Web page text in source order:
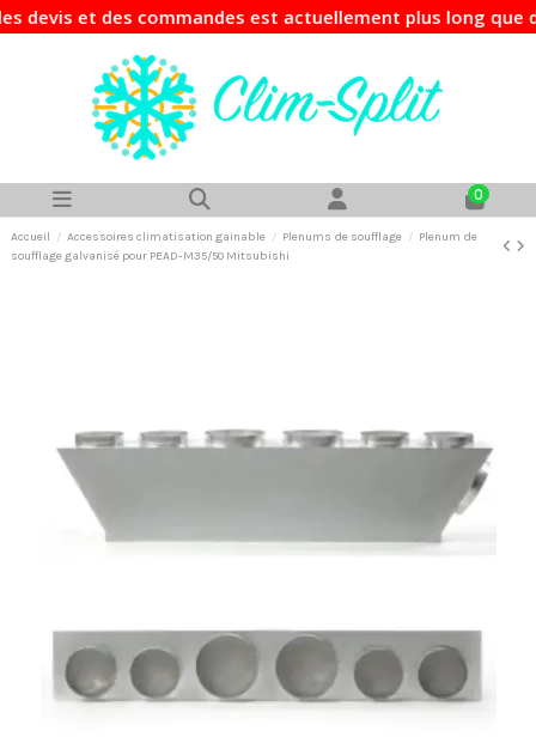
commandes est actuellement plus long que
0
Accueil Accessoires climatisation gainable Plenums de soufflage
Plenum de
soufflage galvanisé pour PEAD-M35/50 Mitsubishi